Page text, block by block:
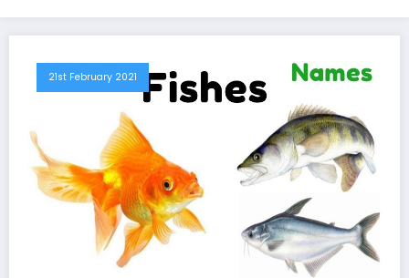
21st February 2021